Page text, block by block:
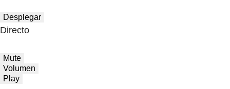
Desplegar
Directo
Mute
Volumen
Play